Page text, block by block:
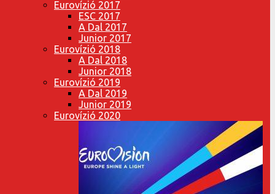
Eurovízió 2017
ESC 2017
A Dal 2017
Junior 2017
Eurovízió 2018
A Dal 2018
Junior 2018
Eurovízió 2019
A Dal 2019
Junior 2019
Eurovízió 2020